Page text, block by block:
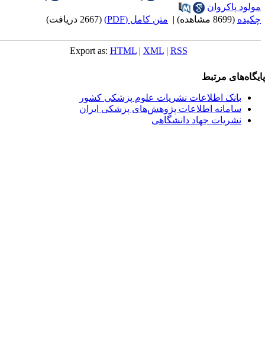
پاکروان
(8699 مشاهده) | متن کامل (PDF) (2667 دریافت)
Export as:HTML |XML|RSS
مرتبط
بانک اطلاعات نشریات علوم پزشکی کشور
سامانه اطلاعات پژوهش‌های پزشکی ایران
نشریات جهاد دانشگاهی